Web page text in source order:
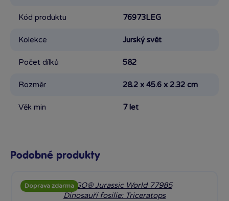
Kód produktu 76973LEG
Kolekce Jurský svět
Počet dílků 582
Rozměr 28.2 x 45.6 x 2.32 cm
Věk min 7 let
Podobné produkty
Doprava zdarma